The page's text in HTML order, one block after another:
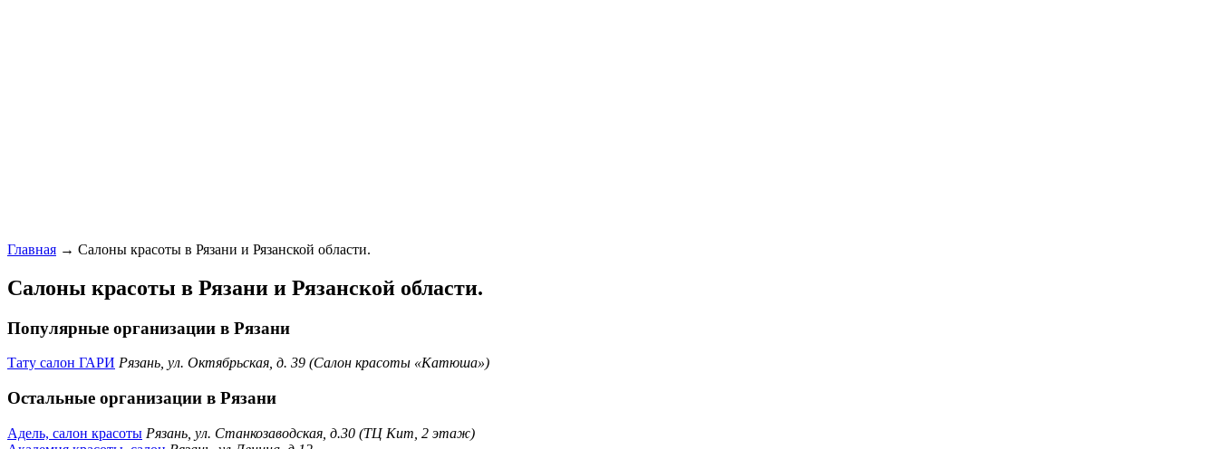
Главная → Салоны красоты в Рязани и Рязанской области.
Салоны красоты в Рязани и Рязанской области.
Популярные организации в Рязани
Тату салон ГАРИ Рязань, ул. Октябрьская, д. 39 (Салон красоты «Катюша»)
Остальные организации в Рязани
Адель, салон красоты Рязань, ул. Станкозаводская, д.30 (ТЦ Кит, 2 этаж)